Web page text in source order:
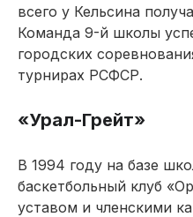
всего у Кельсина
Команда 9-й школы
городских
турнирах РСФСР.
«Урал-Грейт»
В 1994 году на базе
баскетбольный клуб
уставом и членскими